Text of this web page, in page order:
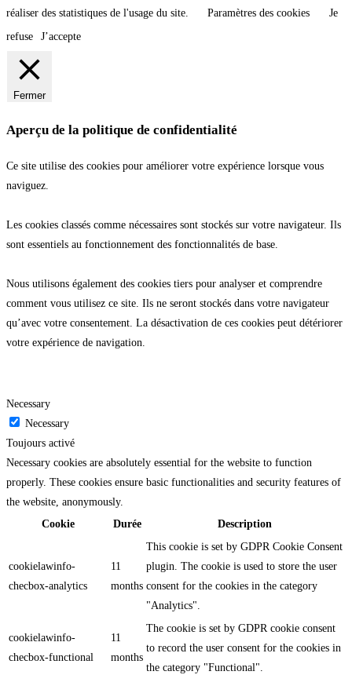
réaliser des statistiques de l'usage du site.
Paramètres des cookies
Je
refuse
J’accepte
Fermer
Aperçu de la politique de confidentialité
Ce site utilise des cookies pour améliorer votre expérience lorsque vous
naviguez.
Les cookies classés comme nécessaires sont stockés sur votre navigateur. Ils
sont essentiels au fonctionnement des fonctionnalités de base.
Nous utilisons également des cookies tiers pour analyser et comprendre
comment vous utilisez ce site. Ils ne seront stockés dans votre navigateur
qu’avec votre consentement. La désactivation de ces cookies peut détériorer
votre expérience de navigation.
Necessary
Necessary
Toujours activé
Necessary cookies are absolutely essential for the website to function
properly. These cookies ensure basic functionalities and security features of
the website, anonymously.
Cookie
Durée Description
cookielawinfo-
checbox-analytics
11
months
This cookie is set by GDPR Cookie Consent
plugin. The cookie is used to store the user
consent for the cookies in the category
"Analytics".
cookielawinfo-
checbox-functional
11
months
The cookie is set by GDPR cookie consent
to record the user consent for the cookies in
the category "Functional".